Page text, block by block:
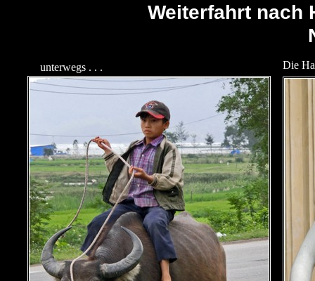
Weiterfahrt nach
unterwegs . . . Die